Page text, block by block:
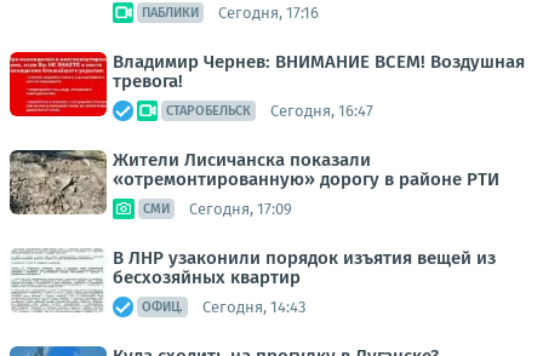
ПАБЛИКИ Сегодня, 17:16
Владимир Чернев: ВНИМАНИЕ ВСЕМ! Воздушная
тревога!
СТАРОБЕЛЬСК Сегодня, 16:47
Жители Лисичанска показали
«отремонтированную» дорогу в районе РТИ
СМИ Сегодня, 17:09
В ЛНР узаконили порядок изъятия вещей из
бесхозяйных квартир
ОФИЦ. Сегодня, 14:43